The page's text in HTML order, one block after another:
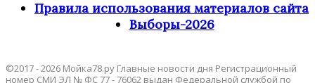
Правила использования материалов сайта
Выборы-2026
©2017 - 2026 Мойка78.ру Главные новости дня Регистрационный
номер СМИ ЭЛ № ФС 77 - 76062 выдан Федеральной службой по